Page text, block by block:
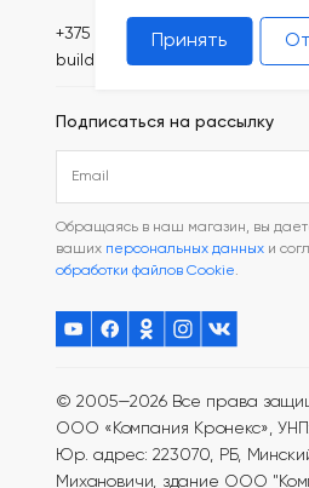
+375 (44) 749-20-73
build@kronex-company.by
Подписаться на рассылку
Обращаясь в наш магазин, вы
ваших персональных данных и
обработки файлов Cookie.
© 2005—2026 Все права
ООО «Компания Кронекс», УНП:
Юр. адрес: 223070, РБ,
Михановичи, здание ООО
Принять